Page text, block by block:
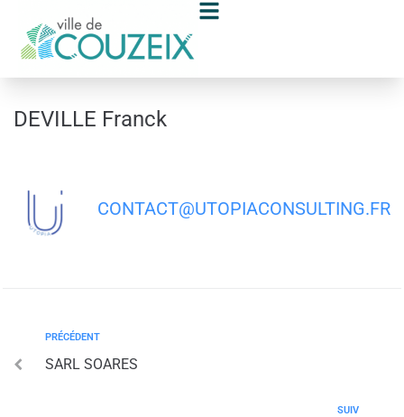
DEVILLE Franck
CONTACT@UTOPIACONSULTING.FR
PRÉCÉDENT
SARL SOARES
SUIV